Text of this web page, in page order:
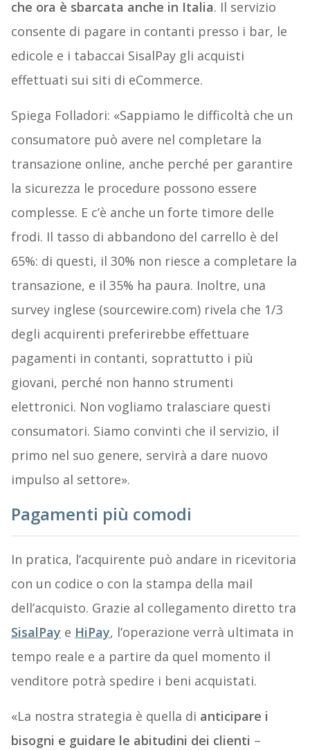
che ora è sbarcata anche in Italia. Il servizio
consente di pagare in contanti presso i bar, le
edicole e i tabaccai SisalPay gli acquisti
effettuati sui siti di eCommerce.
Spiega Folladori: «Sappiamo le difficoltà che un
consumatore può avere nel completare la
transazione online, anche perché per garantire
la sicurezza le procedure possono essere
complesse. E c’è anche un forte timore delle
frodi. Il tasso di abbandono del carrello è del
65%: di questi, il 30% non riesce a completare la
transazione, e il 35% ha paura. Inoltre, una
survey inglese (sourcewire.com) rivela che 1/3
degli acquirenti preferirebbe effettuare
pagamenti in contanti, soprattutto i più
giovani, perché non hanno strumenti
elettronici. Non vogliamo tralasciare questi
consumatori. Siamo convinti che il servizio, il
primo nel suo genere, servirà a dare nuovo
impulso al settore».
Pagamenti più comodi
In pratica, l’acquirente può andare in ricevitoria
con un codice o con la stampa della mail
dell’acquisto. Grazie al collegamento diretto tra
SisalPay e HiPay, l’operazione verrà ultimata in
tempo reale e a partire da quel momento il
venditore potrà spedire i beni acquistati.
«La nostra strategia è quella di anticipare i
bisogni e guidare le abitudini dei clienti –